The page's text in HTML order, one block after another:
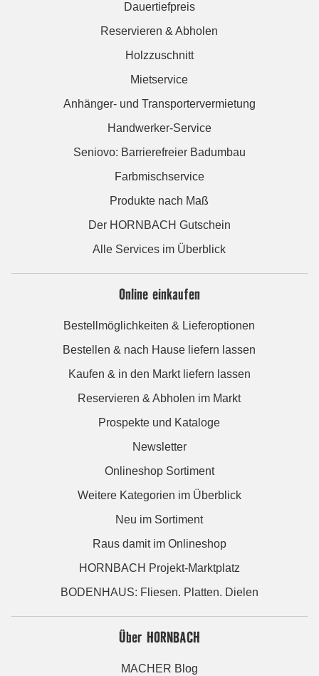
Dauertiefpreis
Reservieren & Abholen
Holzzuschnitt
Mietservice
Anhänger- und Transportervermietung
Handwerker-Service
Seniovo: Barrierefreier Badumbau
Farbmischservice
Produkte nach Maß
Der HORNBACH Gutschein
Alle Services im Überblick
Online einkaufen
Bestellmöglichkeiten & Lieferoptionen
Bestellen & nach Hause liefern lassen
Kaufen & in den Markt liefern lassen
Reservieren & Abholen im Markt
Prospekte und Kataloge
Newsletter
Onlineshop Sortiment
Weitere Kategorien im Überblick
Neu im Sortiment
Raus damit im Onlineshop
HORNBACH Projekt-Marktplatz
BODENHAUS: Fliesen. Platten. Dielen
Über HORNBACH
MACHER Blog